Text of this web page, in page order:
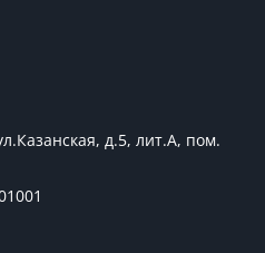
д.5, лит.А, пом.